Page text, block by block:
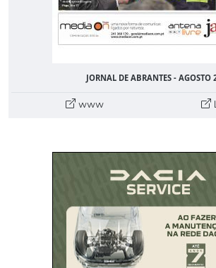
JORNAL DE ABRANTES - AGOSTO
www